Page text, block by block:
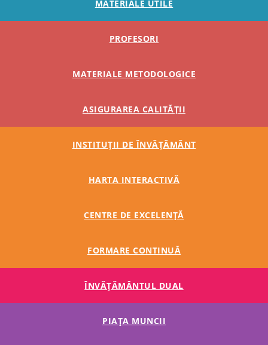
MATERIALE UTILE
PROFESORI
MATERIALE METODOLOGICE
ASIGURAREA CALITĂȚII
INSTITUȚII DE ÎNVĂȚĂMÂNT
HARTA INTERACTIVĂ
CENTRE DE EXCELENȚĂ
FORMARE CONTINUĂ
ÎNVĂŢĂMÂNTUL DUAL
PIAȚA MUNCII